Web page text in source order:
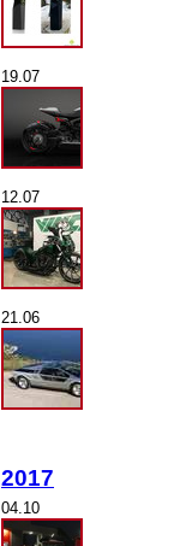
19.07
12.07
21.06
2017
04.10